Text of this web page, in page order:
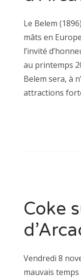
Le Belem
mâts en
l’invité
au printemps
Belem sera, à
attractions
Coke
Vendredi 8
mauvais